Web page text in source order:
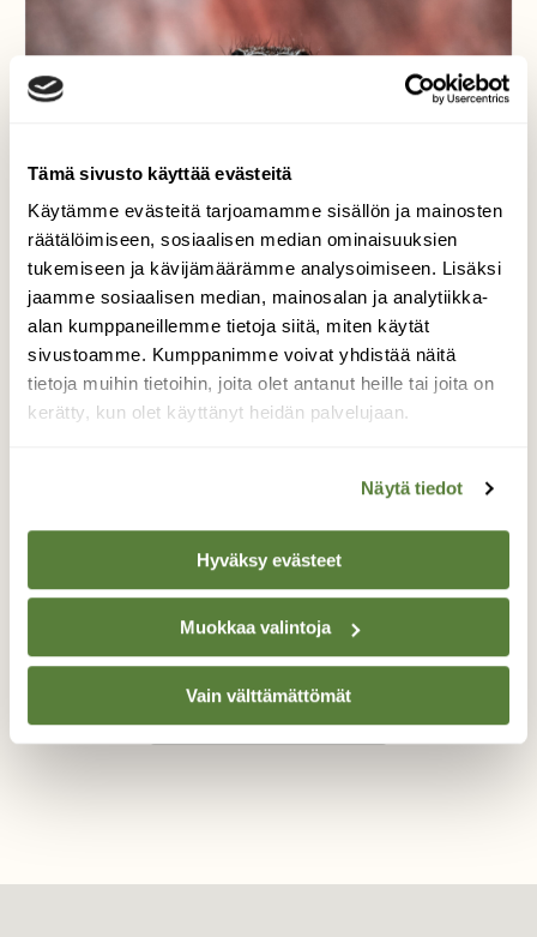
Tämä sivusto käyttää evästeitä
Käytämme evästeitä tarjoamamme sisällön ja mainosten
räätälöimiseen, sosiaalisen median ominaisuuksien
tukemiseen ja kävijämäärämme analysoimiseen. Lisäksi
jaamme sosiaalisen median, mainosalan ja analytiikka-
alan kumppaneillemme tietoja siitä, miten käytät
sivustoamme. Kumppanimme voivat yhdistää näitä
tietoja muihin tietoihin, joita olet antanut heille tai joita on
kerätty, kun olet käyttänyt heidän palvelujaan.
Näytä tiedot
Hyväksy evästeet
Muokkaa valintoja
Vain välttämättömät
Seinätäplähypykki
vakioseinällään.
Valokuvaaja: Hannele Kaihola, Virrat 08.05.2026
TAKAISIN LISTAAN